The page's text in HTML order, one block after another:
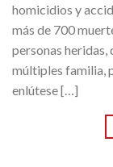
homicidios y
más de 700
personas heridas,
múltiples familia,
enlútese […]